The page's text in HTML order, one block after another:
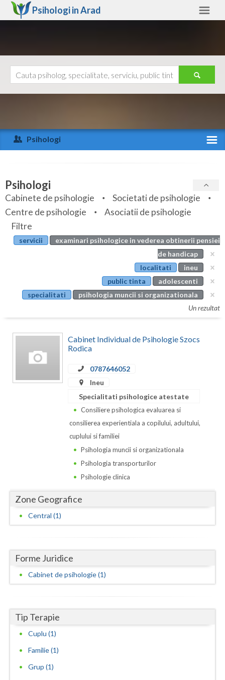
Psihologi inArad
Arad
Arges
Bihor
Bistrita-Nasaud
Botosani
Bucuresti
Calarasi
Caras-Severin
Giurgiu
Gorj
Hunedoara
Ialomita
Ilfov
Maramures
Mehedinti
Ajutor
Psihologi
Specialitati
Servicii
Articole
Evenimente
Psihologi
Cabinete de psihologie
Societati de psihologie
Centre de psihologie
Asociatii de psihologie
Filtre
servicii
examinari psihologice in vederea obtinerii pensiei
de handicap
localitati
ineu
public tinta
adolescenti
specialitati
psihologia muncii si organizationala
Un rezultat
Cabinet Individual de Psihologie Szocs
Rodica
0787646052
Ineu
Specialitati psihologice atestate
Consiliere psihologica evaluarea si
consilierea experientiala a copilului, adultului,
cuplului si familiei
Psihologia muncii si organizationala
Psihologia transporturilor
Psihologie clinica
Zone Geografice
Central (1)
Forme Juridice
Cabinet de psihologie (1)
Tip Terapie
Cuplu (1)
Familie (1)
Grup (1)